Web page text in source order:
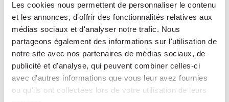
Les cookies nous permettent de personnaliser le contenu
et les annonces, d'offrir des fonctionnalités relatives aux
médias sociaux et d'analyser notre trafic. Nous
partageons également des informations sur l'utilisation de
notre site avec nos partenaires de médias sociaux, de
publicité et d'analyse, qui peuvent combiner celles-ci
avec d'autres informations que vous leur avez fournies
ou qu'ils ont collectées lors de votre utilisation de leurs